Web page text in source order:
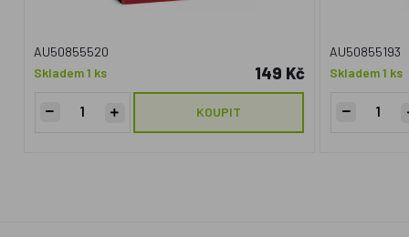
AU50855520
Skladem 1 ks
149 Kč
KOUPIT
AU50855193
Skladem 1 ks